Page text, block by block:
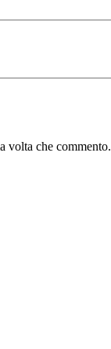
volta che commento.